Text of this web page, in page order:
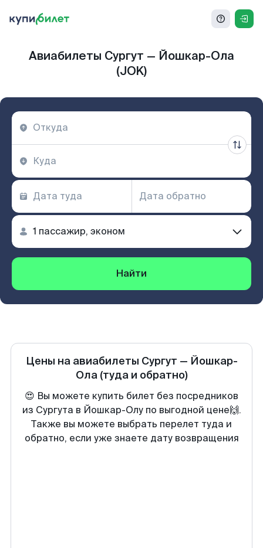
Авиабилеты Сургут — Йошкар-Ола
(JOK)
Найти
Цены на авиабилеты Сургут — Йошкар-
Ола (туда и обратно)
😍 Вы можете купить билет без посредников
из Сургута в Йошкар-Олу по выгодной цене🙌.
Также вы можете выбрать перелет туда и
обратно, если уже знаете дату возвращения